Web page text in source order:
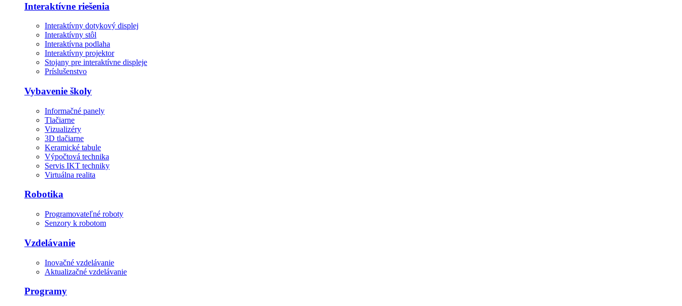
Interaktívne riešenia
Interaktívny dotykový displej
Interaktívny stôl
Interaktívna podlaha
Interaktívny projektor
Stojany pre interaktívne displeje
Príslušenstvo
Vybavenie školy
Informačné panely
Tlačiarne
Vizualizéry
3D tlačiarne
Keramické tabule
Výpočtová technika
Servis IKT techniky
Virtuálna realita
Robotika
Programovateľné roboty
Senzory k robotom
Vzdelávanie
Inovačné vzdelávanie
Aktualizačné vzdelávanie
Programy